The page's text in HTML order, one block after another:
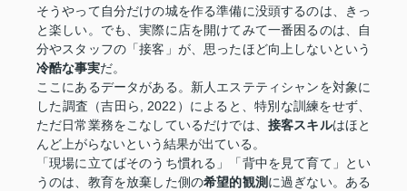
そうやって自分だけの城を作る準備に没頭するのは、きっ
と楽しい。でも、実際に店を開けてみて一番困るのは、自
分やスタッフの「接客」が、思ったほど向上しないという
冷酷な事実だ。
ここにあるデータがある。新人エステティシャンを対象に
した調査（吉田ら, 2022）によると、特別な訓練をせず、
ただ日常業務をこなしているだけでは、 接客スキルはほと
んど上がらないという結果が出ている。
「現場に立てばそのうち慣れる」「背中を見て育て」とい
うのは、教育を放棄した側の希望的観測に過ぎない。ある